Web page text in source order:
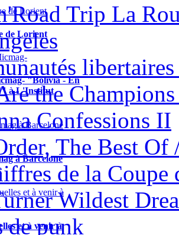
de Lorient
"Bolivia - En
!" à L'Institut
à Barcelone
et à venir à
Trip La
libertaires
the
Confessions II
The Best Of
de la Coupe
Wildest
de punk